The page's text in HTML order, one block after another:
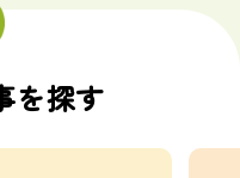
を探す